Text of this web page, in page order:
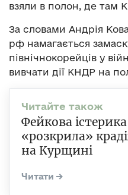
взяли в полон, де там
За словами Андрія
рф намагається
північнокорейців у
вивчати дії КНДР на
Фейкова
«розкрила»
на Курщині